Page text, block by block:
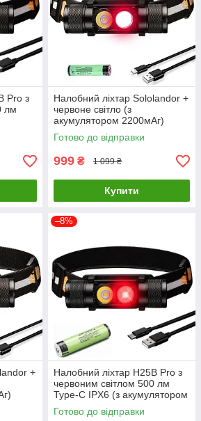
Pro з
лм
Налобний ліхтар Sololandor +
червоне світло (з
акумулятором 2200мАг)
Готово до відправки
999 ₴ 1 099 ₴
Купити
+
–8%
Налобний ліхтар H25B Pro з
червоним світлом 500 лм
Type-C IPX6 (з акумулятором
3000 мА·год)
Готово до відправки